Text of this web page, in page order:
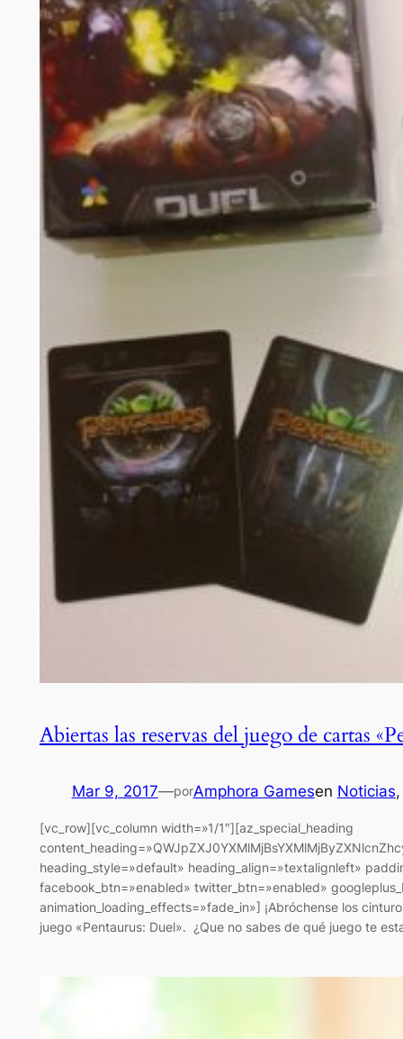
Abiertas las reservas del juego de cartas
Mar 9, 2017—porAmphora Gamesen Noticias
[vc_row][vc_column width=»1/1″][az_special_heading
heading_style=»default» heading_align=»textalignleft»
facebook_btn=»enabled» twitter_btn=»enabled»
animation_loading_effects=»fade_in»] ¡Abróchense los
juego «Pentaurus: Duel». ¿Que no sabes de qué juego te